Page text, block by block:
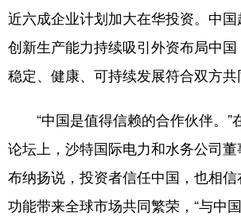
近六成企业计划加大在华投资。中
创新生产能力持续吸引外资布局中
稳定、健康、可持续发展符合双方共
“中国是值得信赖的合作伙伴。”
论坛上，沙特国际电力和水务公司董
布纳扬说，投资者信任中国，也相
功能带来全球市场共同繁荣，“与中